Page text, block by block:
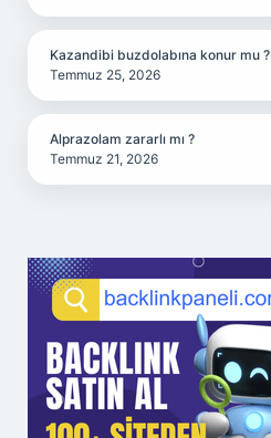
Kazandibi buzdolabına konur mu ?
Temmuz 25, 2026
Alprazolam zararlı mı ?
Temmuz 21, 2026